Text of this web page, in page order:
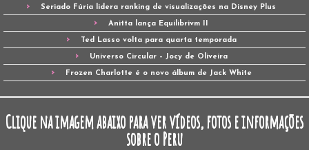
Seriado Fúria lidera ranking de visualizações na Disney Plus
Anitta lança Equilibrivm II
Ted Lasso volta para quarta temporada
Universo Circular – Jocy de Oliveira
Frozen Charlotte é o novo álbum de Jack White
Clique na imagem abaixo para ver vídeos, fotos e informações
sobre o Peru